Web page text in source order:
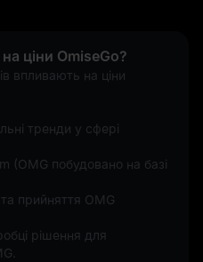
ціни OmiseGo?
впливають на ціни
тренди у сфері
(OMG побудовано на базі
прийняття OMG
рішення для